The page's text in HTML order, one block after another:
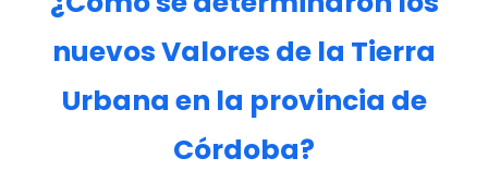
nuevos Valores de la Tierra
Urbana en la provincia de
Córdoba?